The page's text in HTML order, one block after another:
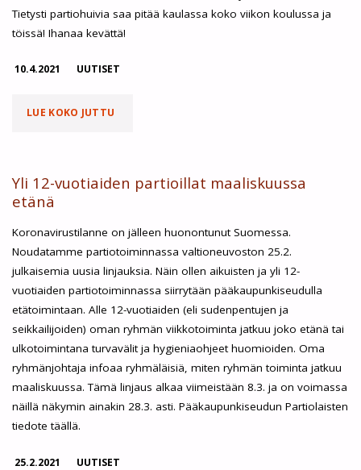
Tietysti partiohuivia saa pitää kaulassa koko viikon koulussa ja
töissä! Ihanaa kevättä!
10.4.2021 UUTISET
LUE KOKO JUTTU
HUHTIKUUSSA"
Yli 12-vuotiaiden partioillat maaliskuussa
etänä
Koronavirustilanne on jälleen huonontunut Suomessa.
Noudatamme partiotoiminnassa valtioneuvoston 25.2.
julkaisemia uusia linjauksia. Näin ollen aikuisten ja yli 12-
vuotiaiden partiotoiminnassa siirrytään pääkaupunkiseudulla
etätoimintaan. Alle 12-vuotiaiden (eli sudenpentujen ja
seikkailijoiden) oman ryhmän viikkotoiminta jatkuu joko etänä tai
ulkotoimintana turvavälit ja hygieniaohjeet huomioiden. Oma
ryhmänjohtaja infoaa ryhmäläisiä, miten ryhmän toiminta jatkuu
maaliskuussa. Tämä linjaus alkaa viimeistään 8.3. ja on voimassa
näillä näkymin ainakin 28.3. asti. Pääkaupunkiseudun Partiolaisten
tiedote täällä.
25.2.2021 UUTISET